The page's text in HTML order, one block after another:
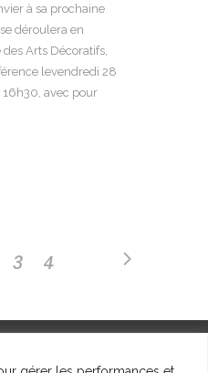
à sa prochaine
déroulera en
Arts Décoratifs,
levendredi 28
16h30, avec pour
3 4